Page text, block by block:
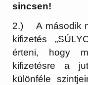
sincsen!
2.) A második
kifizetés
érteni, hogy
kifizetésre a
különféle